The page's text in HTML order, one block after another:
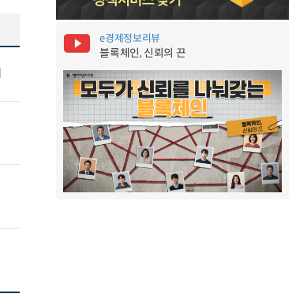
e경제정보리뷰
블록체인, 신뢰의 끈